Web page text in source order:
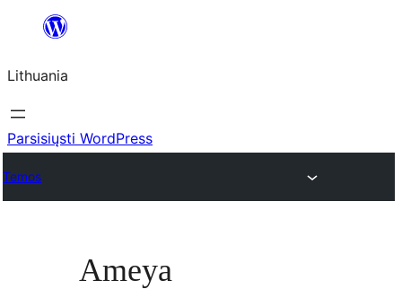
turinio
Lithuania
Parsisiųsti WordPress
Temos
Ameya